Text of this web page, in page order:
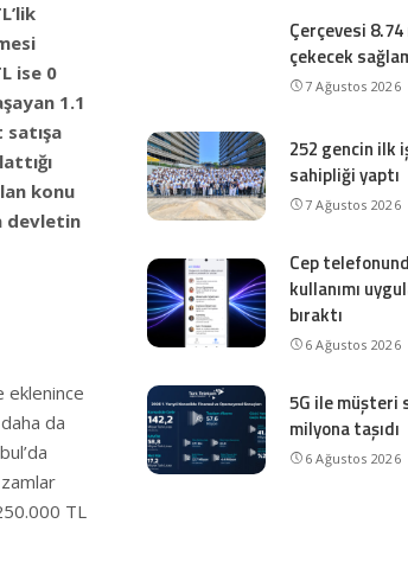
ise 0
1.1
konu
devletin
eklenince
da
TL
Çerçevesi 8.74
çekecek
7 Ağustos 2026
252 gencin ilk
sahipliği yaptı
7 Ağustos 2026
Cep
kullanımı
bıraktı
6 Ağustos 2026
5G ile müşteri
milyona taşıdı
6 Ağustos 2026